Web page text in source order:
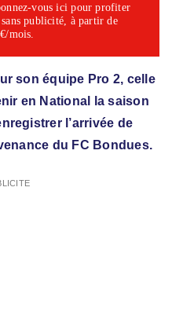
vous ici pour profiter
publicité, à partir de
mois.
son équipe Pro 2, celle
en National la saison
l’arrivée de
du FC Bondues.